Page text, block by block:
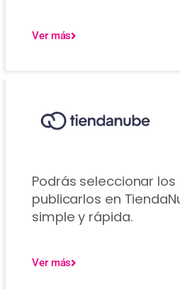
Ver más
Podrás seleccionar
publicarlos en
simple y rápida.
Ver más